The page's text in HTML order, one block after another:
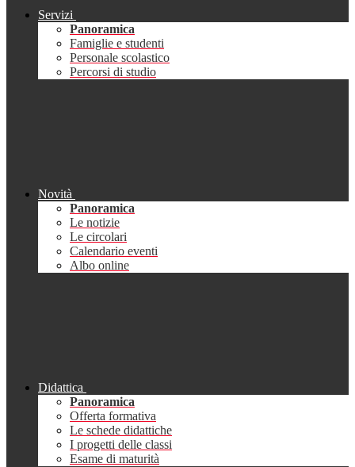
Servizi
Panoramica
Famiglie e studenti
Personale scolastico
Percorsi di studio
Novità
Panoramica
Le notizie
Le circolari
Calendario eventi
Albo online
Didattica
Panoramica
Offerta formativa
Le schede didattiche
I progetti delle classi
Esame di maturità